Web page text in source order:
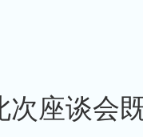
谈会既